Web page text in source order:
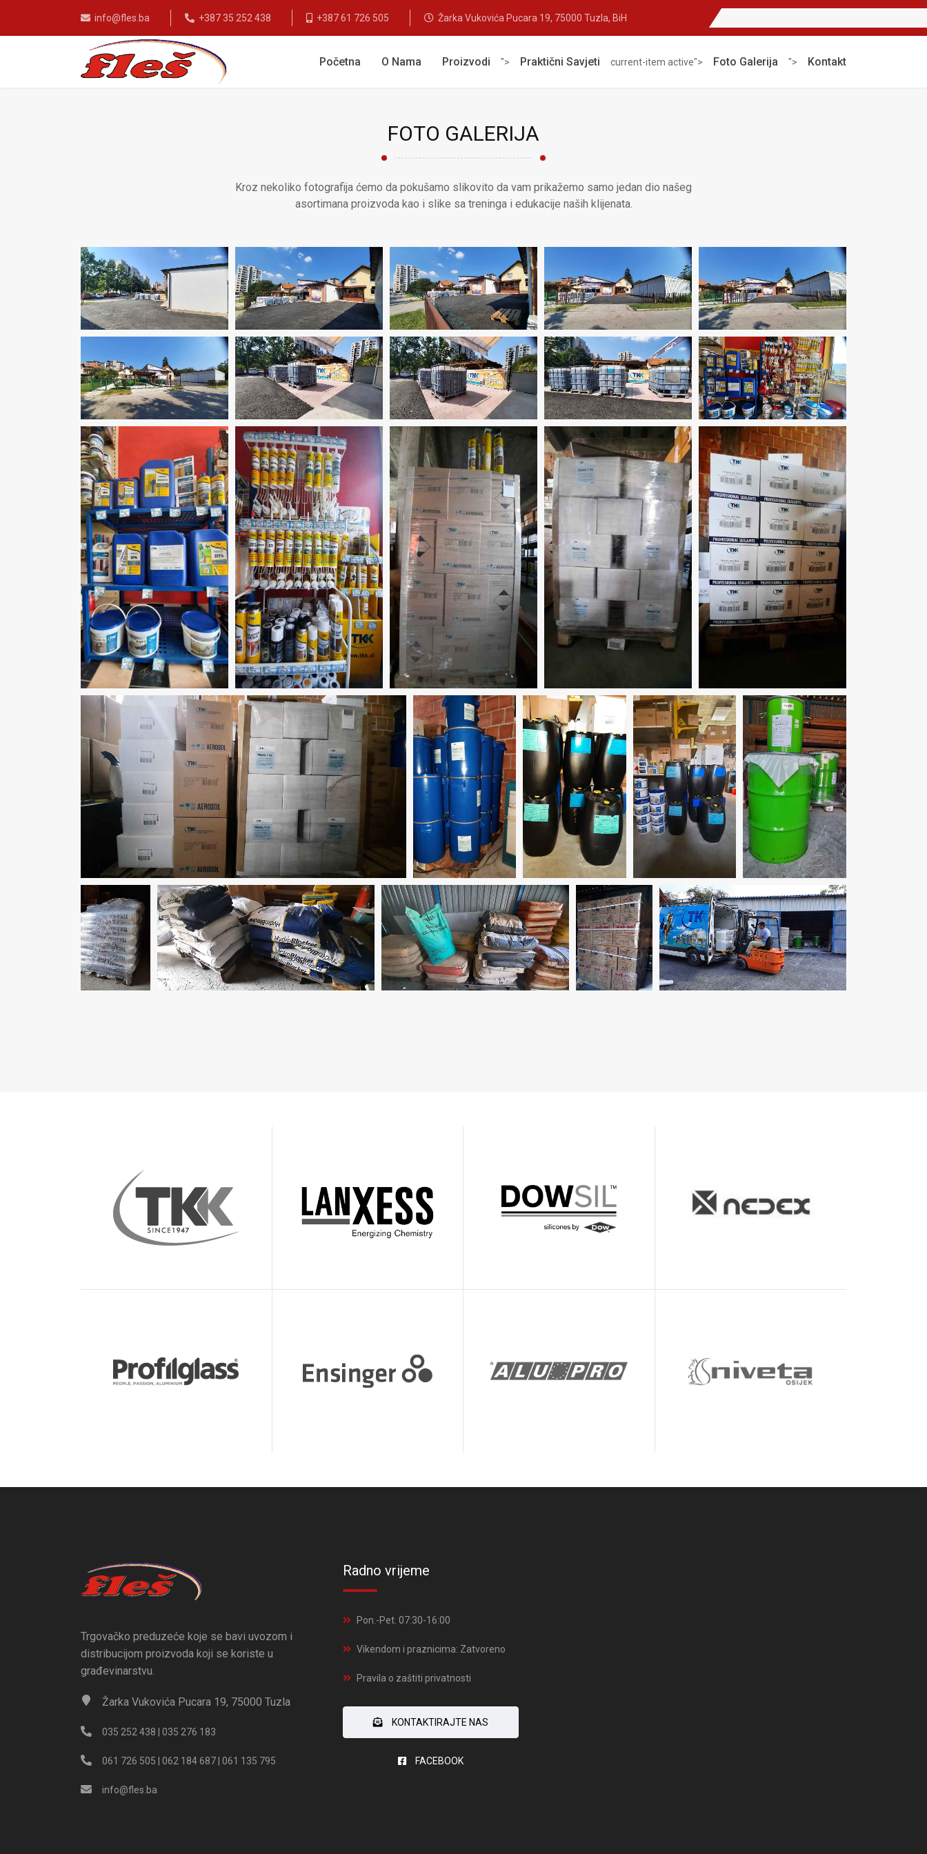
info@fles.ba +387 35 252 438 +387 61 726 505 Žarka Vukovića Pucara 19, 75000 Tuzla, BiH
Početna O Nama Proizvodi "> Praktični Savjeti current-item active"> Foto Galerija "> Kontakt
FOTO GALERIJA
Kroz nekoliko fotografija ćemo da pokušamo slikovito da vam prikažemo samo jedan dio našeg
asortimana proizvoda kao i slike sa treninga i edukacije naših klijenata.
Trgovačko preduzeće koje se bavi uvozom i
distribucijom proizvoda koji se koriste u
građevinarstvu.
Žarka Vukovića Pucara 19, 75000 Tuzla
035 252 438 | 035 276 183
061 726 505 | 062 184 687 | 061 135 795
info@fles.ba
Radno vrijeme
Pon.-Pet. 07:30-16:00
Vikendom i praznicima: Zatvoreno
Pravila o zaštiti privatnosti
KONTAKTIRAJTE NAS
FACEBOOK